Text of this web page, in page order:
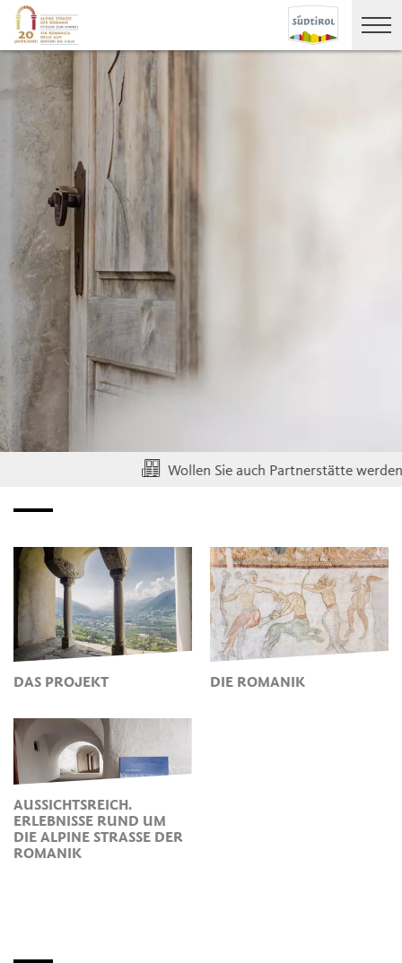
Wollen Sie auch Partnerstätte werden?
DAS PROJEKT DIE ROMANIK
AUSSICHTSREICH.
ERLEBNISSE RUND UM
DIE ALPINE STRASSE DER R
OMANIK